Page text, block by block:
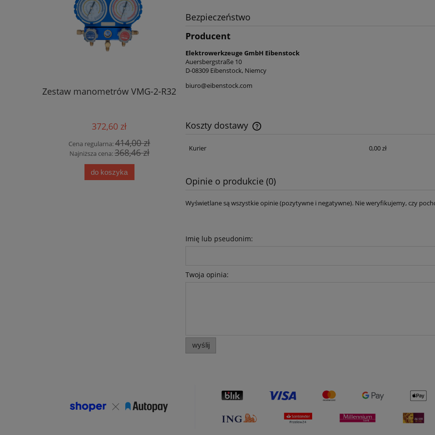
Zestaw manometrów VMG-2-R32
372,60 zł
Cena regularna:414,00 zł
Najniższa cena:368,46 zł
do koszyka
Pompa próżniowa V-i125-R32
708,30 zł
Najniższa cena:
728,16 zł
Najniższa cena:640,78 zł
Bezpieczeństwo
Producent
Elektrowerkzeuge GmbH Eibenstock
Auersbergstraße 10
D-08309 Eibenstock, Niemcy
biuro@eibenstock.com
Koszty dostawy
Cena nie zawiera ewentualnych kosztów
Kurier 0,00 zł
Opinie o produkcie (0)
Wyświetlane są wszystkie opinie (pozytywne i negatywne). Nie weryfikujemy, czy
Imię lub pseudonim:
Twoja opinia:
wyślij